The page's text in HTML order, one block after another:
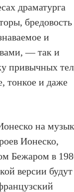
драматурга
бредовость
и
— так и
привычных
тонкое и даже
на
Ионеско,
Бежаром в
версии будут